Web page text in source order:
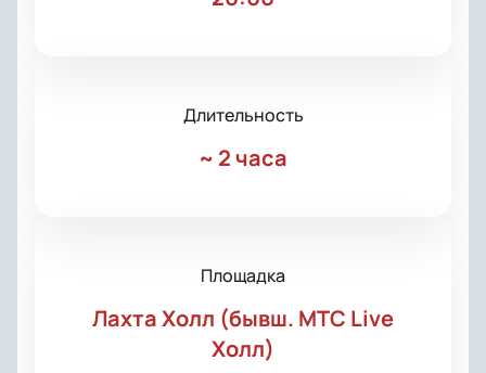
Длительность
~ 2 часа
Площадка
Лахта Холл (бывш. МТС Live
Холл)